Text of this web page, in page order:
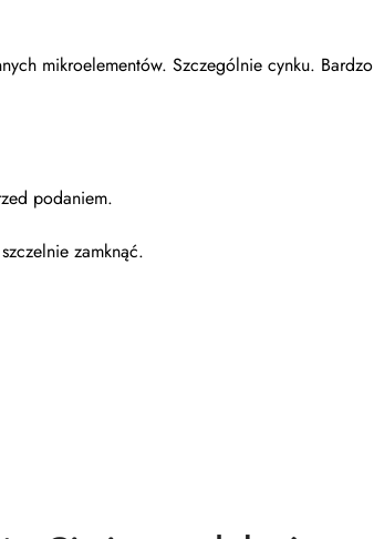
mikroelementów. Szczególnie cynku.
podaniem.
zamknąć.